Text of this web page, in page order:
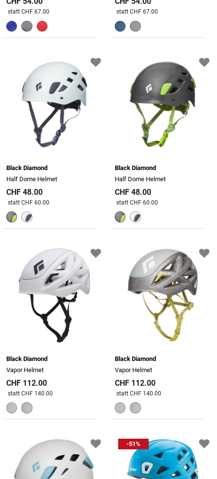
Preis reduziert von
statt CHF 67.00 Preis reduziert von
statt CHF 67.00
Black Diamond
Half Dome Helmet
CHF 48.00
Preis reduziert von
statt CHF 60.00
Black Diamond
Half Dome Helmet
CHF 48.00
Preis reduziert von
statt CHF 60.00
Black Diamond
Vapor Helmet
CHF 112.00
Preis reduziert von
statt CHF 140.00
Black Diamond
Vapor Helmet
CHF 112.00
Preis reduziert von
statt CHF 140.00
-51%